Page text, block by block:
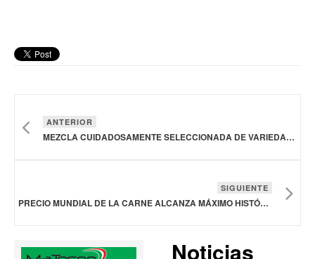
ANTERIOR
MEZCLA CUIDADOSAMENTE SELECCIONADA DE VARIEDADES DE CAFÉ PERMITE OBTENER MAYORES RENDIMIENTOS: INVESTIGACIÓN
SIGUIENTE
PRECIO MUNDIAL DE LA CARNE ALCANZA MÁXIMO HISTÓRICO EN ABRIL IMPULSADO POR EL VACUNO
Noticias